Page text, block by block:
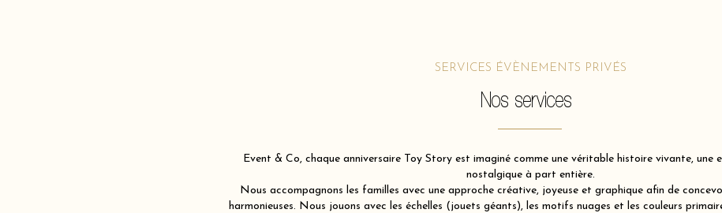
SERVICES ÉVÈNEMENTS PRIVÉS
Nos services
Event & Co, chaque anniversaire Toy Story est imaginé comme une véritable histoire vivante, une
nostalgique à part entière.
Nous accompagnons les familles avec une approche créative, joyeuse et graphique afin de
harmonieuses. Nous jouons avec les échelles (jouets géants), les motifs nuages et les couleurs